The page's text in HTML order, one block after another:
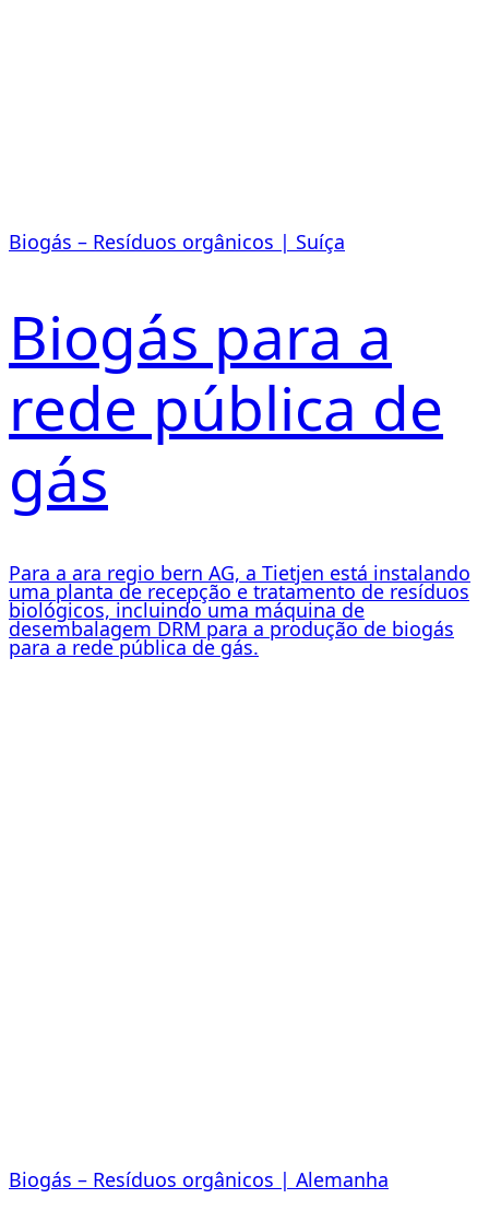
Biogás – Resíduos orgânicos | Suíça
Biogás para a
rede pública de
gás
Para a ara regio bern AG, a Tietjen está instalando
uma planta de recepção e tratamento de resíduos
biológicos, incluindo uma máquina de
desembalagem DRM para a produção de biogás
para a rede pública de gás.
Biogás – Resíduos orgânicos | Alemanha